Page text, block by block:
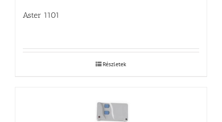
Aster 1101
Részletek